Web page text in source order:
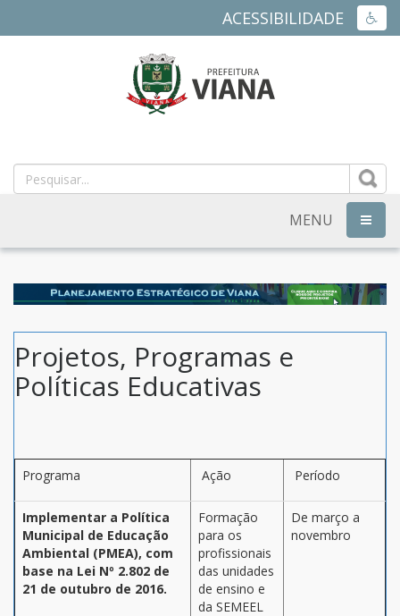
ACESSIBILIDADE
MUNICIPAL
DE
VIANA
ES
MENU
Projetos, Programas e
Políticas Educativas
Programa Ação Período
Implementar a Política
Municipal de Educação
Ambiental (PMEA), com
base na Lei Nº 2.802 de
21 de outubro de 2016.
Formação
para os
profissionais
das unidades
de ensino e
da SEMEEL
De março a
novembro